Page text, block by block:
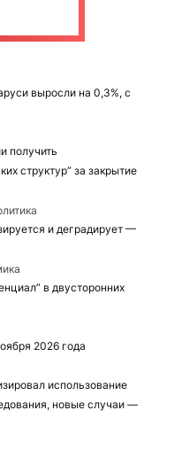
выросли на 0,3%, с
получить
структур” за закрытие
и деградирует —
в двусторонних
2026 года
использование
новые случаи —